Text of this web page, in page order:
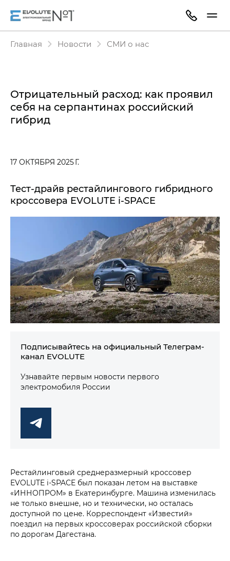
Главная Новости СМИ о нас
Отрицательный расход: как проявил
себя на серпантинах российский
гибрид
17 ОКТЯБРЯ 2025 Г.
Тест-драйв рестайлингового гибридного
кроссовера EVOLUTE i‑SPACE
Подписывайтесь на официальный Телеграм-
канал EVOLUTE
Узнавайте первым новости первого
электромобиля России
Рестайлинговый среднеразмерный кроссовер
EVOLUTE i‑SPACE был показан летом на выставке
«ИННОПРОМ» в Екатеринбурге. Машина изменилась
не только внешне, но и технически, но осталась
доступной по цене. Корреспондент «Известий»
поездил на первых кроссоверах российской сборки
по дорогам Дагестана.